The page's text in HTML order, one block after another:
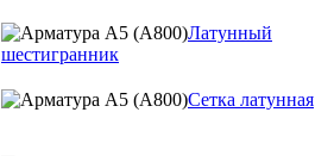
Латунный
шестигранник
Сетка латунная